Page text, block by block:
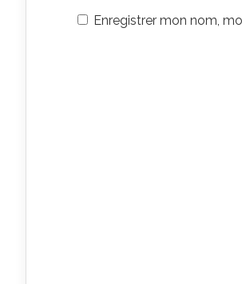
Enregistrer mon nom,